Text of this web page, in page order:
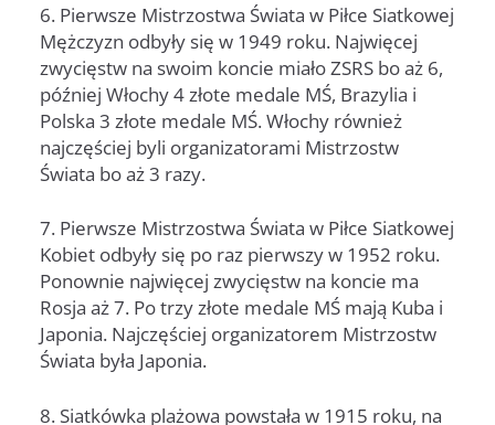
6. Pierwsze Mistrzostwa Świata w Piłce Siatkowej
Mężczyzn odbyły się w 1949 roku. Najwięcej
zwycięstw na swoim koncie miało ZSRS bo aż 6,
później Włochy 4 złote medale MŚ, Brazylia i
Polska 3 złote medale MŚ. Włochy również
najczęściej byli organizatorami Mistrzostw
Świata bo aż 3 razy.
7. Pierwsze Mistrzostwa Świata w Piłce Siatkowej
Kobiet odbyły się po raz pierwszy w 1952 roku.
Ponownie najwięcej zwycięstw na koncie ma
Rosja aż 7. Po trzy złote medale MŚ mają Kuba i
Japonia. Najczęściej organizatorem Mistrzostw
Świata była Japonia.
8. Siatkówka plażowa powstała w 1915 roku, na